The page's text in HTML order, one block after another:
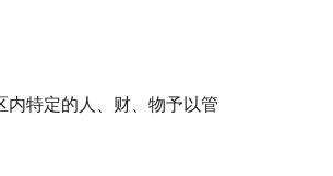
特定的人、财、物予以管